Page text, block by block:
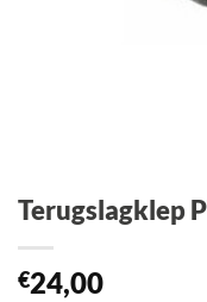
Terugslagklep
€24,00